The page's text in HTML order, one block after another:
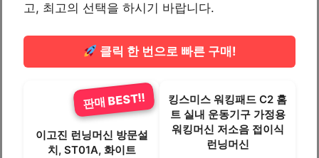
고, 최고의 선택을 하시기 바랍니다.
클릭 한 번으로 빠른 구매!
판매 BEST!!
이고진 런닝머신 방문설
치, ST01A, 화이트
판매 BEST!!
킹스미스 워킹패드 C2 홈
트 실내 운동기구 가정용
워킹머신 저소음 접이식
런닝머신